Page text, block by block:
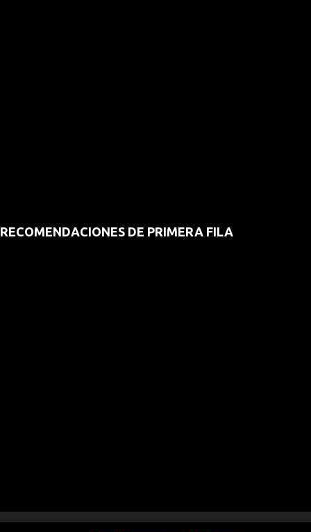
RECOMENDACIONES DE PRIMERA FILA